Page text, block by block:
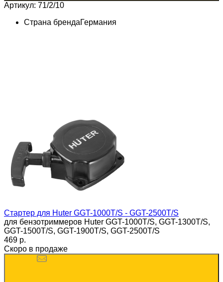
Артикул: 71/2/10
Страна брендаГермания
Стартер для Huter GGT-1000T/S - GGT-2500T/S
для бензотриммеров Huter GGT-1000T/S, GGT-1300T/S,
GGT-1500T/S, GGT-1900T/S, GGT-2500T/S
469 p.
Скоро в продаже